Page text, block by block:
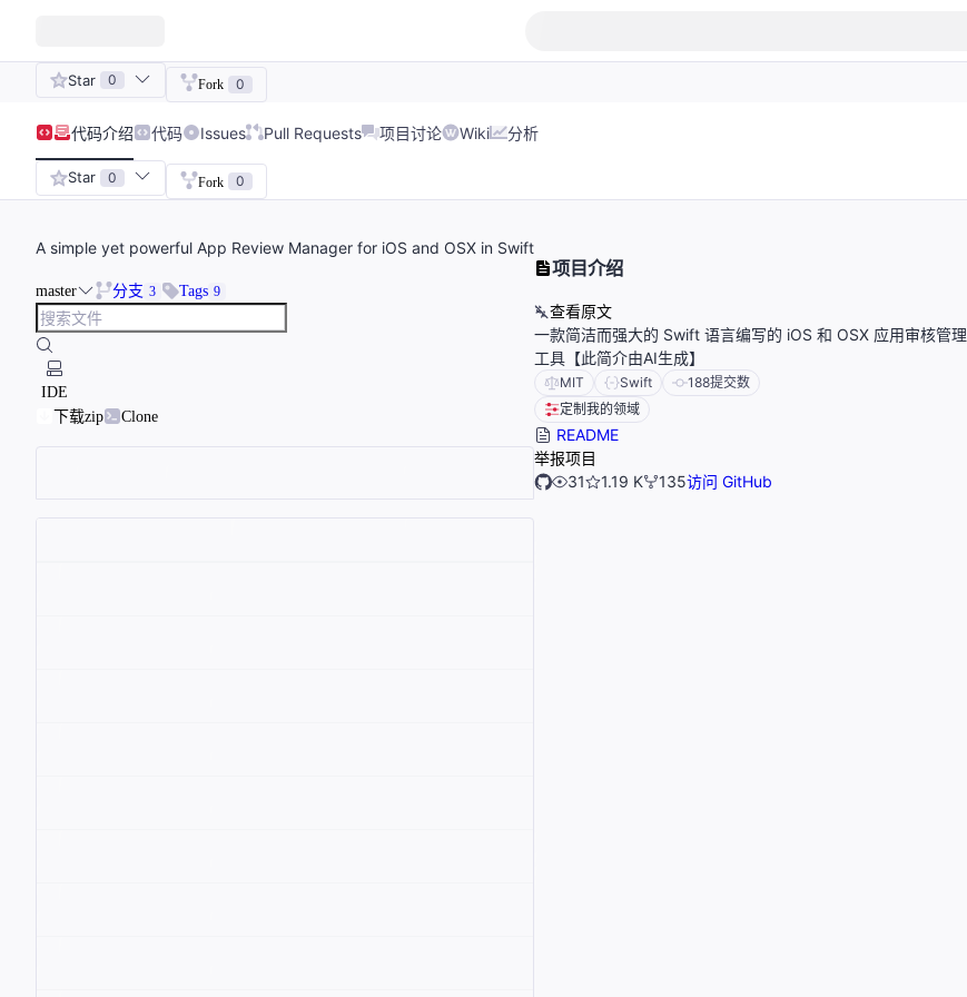
Star 0 Fork 0
代码介绍 代码 Issues Pull Requests 项目讨论 Wiki 分析
Star 0 Fork 0
A simple yet powerful App Review Manager for iOS and OSX in Swift
master 分支 3 Tags 9
IDE
下载zip
Clone
项目介绍
查看原文
一款简洁而强大的 Swift 语言编写的 iOS 和 OSX 应用审核管理
工具【此简介由AI生成】
MIT Swift 188提交数
定制我的领域
README
举报项目
31
1.19 K 135访问 GitHub